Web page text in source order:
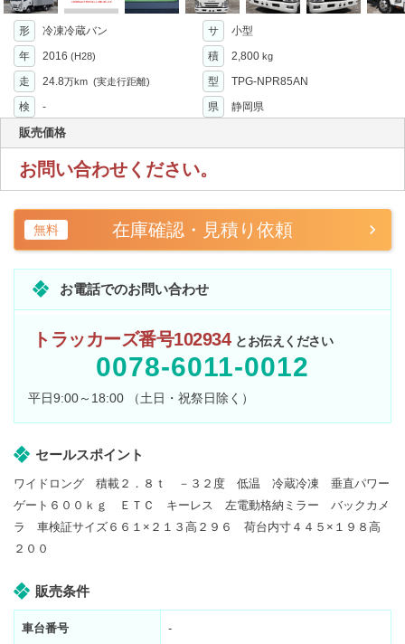
形 冷凍冷蔵バン サ
小型
年
2016 (H28) 積 2,800 kg
走 24.8万km (実走行距離) 型
TPG-NPR85AN
検
- 県 静岡県
販売価格
お問い合わせください。
無料 在庫確認・見積り依頼
お電話でのお問い合わせ
トラッカーズ番号102934 とお伝えください
0078-6011-0012
平日9:00～18:00 （土日・祝祭日除く）
セールスポイント
ワイドロング 積載２．８ｔ －３２度 低温 冷蔵冷凍 垂直パワー
ゲート６００ｋｇ ＥＴＣ キーレス 左電動格納ミラー バックカメ
ラ 車検証サイズ６６１×２１３高２９６ 荷台内寸４４５×１９８高
２００
販売条件
車台番号 -